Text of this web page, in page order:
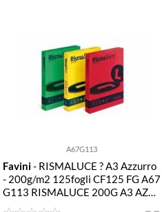
A67G113
Favini- RISMALUCE ? A3 Azzurro
- 200g/m2 125fogli CF125 FG A67
G113 RISMALUCE 200G A3 AZZ
URRO 125 FF